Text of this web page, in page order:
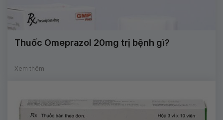
Thuốc Omeprazol 20mg trị bệnh gì?
Xem thêm